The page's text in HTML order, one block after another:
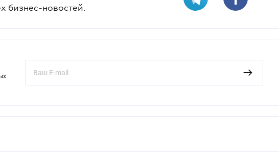
бизнес-новостей.